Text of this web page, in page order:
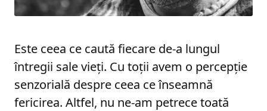
Este ceea ce caută fiecare de-a lungul
întregii sale vieți. Cu toții avem o percepție
senzorială despre ceea ce înseamnă
fericirea. Altfel, nu ne-am petrece toată